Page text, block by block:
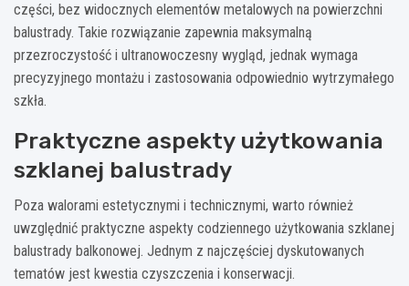
części, bez widocznych elementów metalowych na powierzchni
balustrady. Takie rozwiązanie zapewnia maksymalną
przezroczystość i ultranowoczesny wygląd, jednak wymaga
precyzyjnego montażu i zastosowania odpowiednio wytrzymałego
szkła.
Praktyczne aspekty użytkowania
szklanej balustrady
Poza walorami estetycznymi i technicznymi, warto również
uwzględnić praktyczne aspekty codziennego użytkowania szklanej
balustrady balkonowej. Jednym z najczęściej dyskutowanych
tematów jest kwestia czyszczenia i konserwacji.